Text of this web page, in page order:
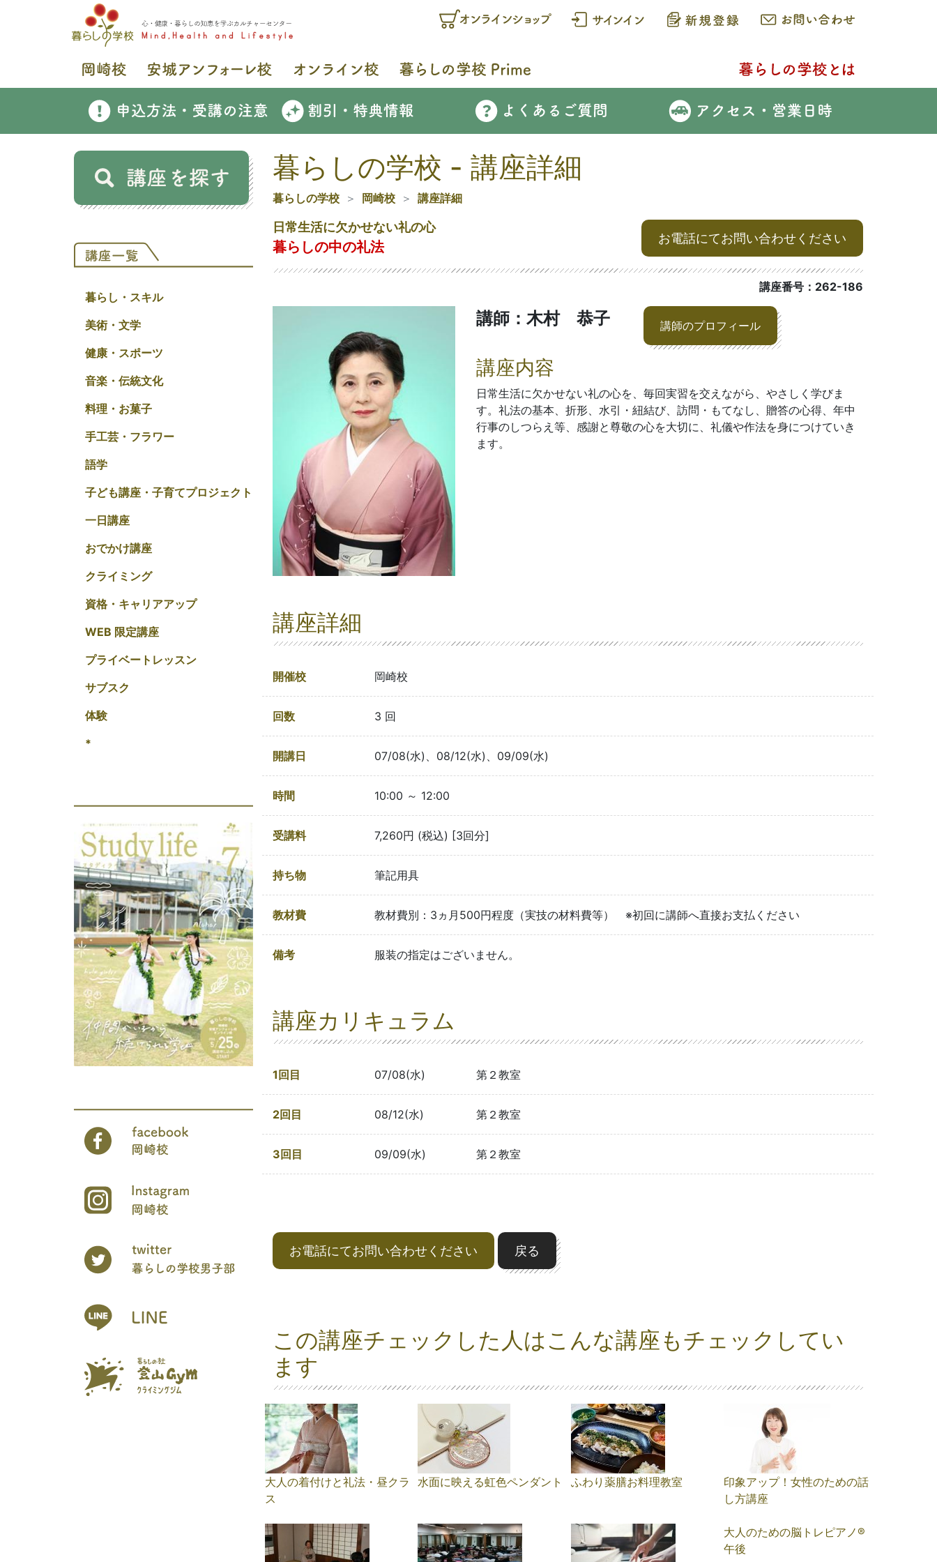
暮らし・スキル
美術・文学
健康・スポーツ
音楽・伝統文化
料理・お菓子
手工芸・フラワー
語学
子ども講座・子育てプロジェクト
一日講座
おでかけ講座
クライミング
資格・キャリアアップ
WEB 限定講座
プライベートレッスン
サブスク
体験
*
暮らしの学校 - 講座詳細
暮らしの学校 岡崎校 講座詳細
日常生活に欠かせない礼の心
暮らしの中の礼法
お電話にてお問い合わせください
講座番号：262-186
講師：木村 恭子 講師のプロフィール
講座内容
日常生活に欠かせない礼の心を、毎回実習を交えながら、やさしく学びま
す。礼法の基本、折形、水引・紐結び、訪問・もてなし、贈答の心得、年中
行事のしつらえ等、感謝と尊敬の心を大切に、礼儀や作法を身につけていき
ます。
講座詳細
開催校 岡崎校
回数 3 回
開講日 07/08(水)、08/12(水)、09/09(水)
時間 10:00 ～ 12:00
受講料 7,260円 (税込) [3回分]
持ち物 筆記用具
教材費 教材費別：3ヵ月500円程度（実技の材料費等） ※初回に講師へ直接お支払ください
備考 服装の指定はございません。
講座カリキュラム
1回目 07/08(水) 第２教室
2回目 08/12(水) 第２教室
3回目 09/09(水) 第２教室
お電話にてお問い合わせください 戻る
この講座チェックした人はこんな講座もチェックしてい
ます
大人の着付けと礼法・昼クラ
ス
水面に映える虹色ペンダント ふわり薬膳お料理教室
印象アップ！女性のための話
し方講座
大人のための脳トレピアノ®️
午後